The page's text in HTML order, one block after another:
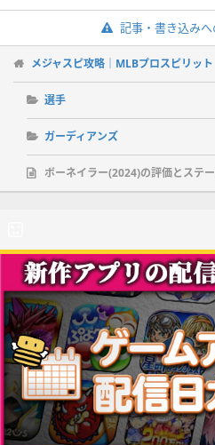
記事・書き込み
メジャスピ攻略｜MLBプロスピリット
選手
ガーディアンズ
ボーネイラー(2024)の評価とステ